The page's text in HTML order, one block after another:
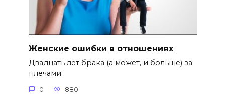
Женские ошибки в отношениях
Двадцать лет брака (а может, и больше) за
плечами
0 880